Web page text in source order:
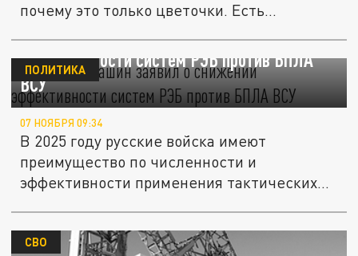
почему это только цветочки. Есть...
Аналитик Кашин заявил о снижении
эффективности систем РЭБ против БПЛА
ВСУ
ПОЛИТИКА
07 НОЯБРЯ 09:34
В 2025 году русские войска имеют
преимущество по численности и
эффективности применения тактических
СВО